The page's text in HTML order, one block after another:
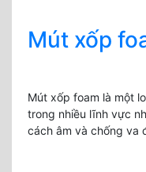
Mút xốp
Mút xốp foam là một
trong nhiều lĩnh vực
cách âm và chống va